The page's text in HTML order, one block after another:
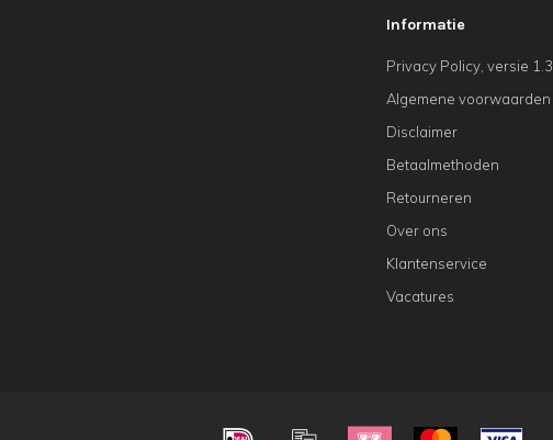
Informatie
Privacy Policy, versie 1.3
Algemene voorwaarden
Disclaimer
Betaalmethoden
Retourneren
Over ons
Klantenservice
Vacatures